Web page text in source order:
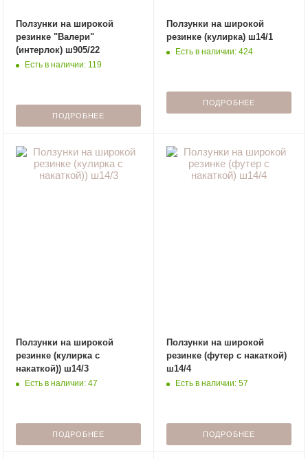
Ползунки на широкой
резинке "Валери"
(интерлок) ш905/22
Есть в наличии: 119
ПОДРОБНЕЕ
Ползунки на широкой
резинке (кулирка) ш14/1
Есть в наличии: 424
ПОДРОБНЕЕ
Ползунки на широкой
резинке (кулирка с
накаткой)) ш14/3
Есть в наличии: 47
ПОДРОБНЕЕ
Ползунки на широкой
резинке (футер с накаткой)
ш14/4
Есть в наличии: 57
ПОДРОБНЕЕ